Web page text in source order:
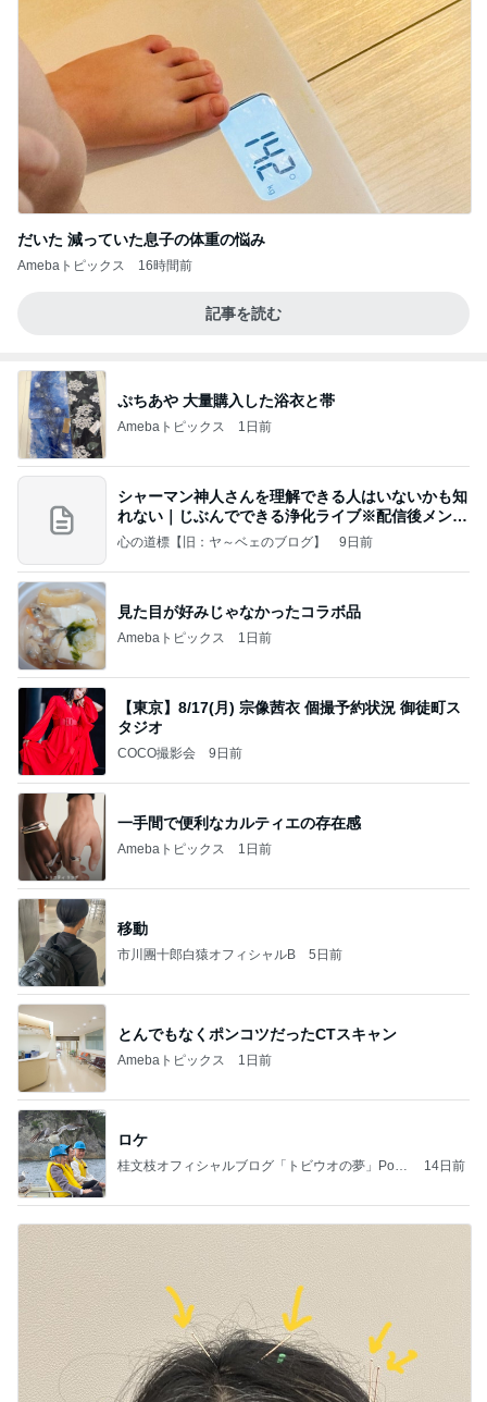
だいた 減っていた息子の体重の悩み
Amebaトピックス 16時間前
記事を読む
ぷちあや 大量購入した浴衣と帯
Amebaトピックス 1日前
シャーマン神人さんを理解できる人はいないかも知
れない｜じぶんでできる浄化ライブ※配信後メンバ
ー限
心の道標【旧：ヤ～ベェのブログ】 9日前
見た目が好みじゃなかったコラボ品
Amebaトピックス 1日前
【東京】8/17(月) 宗像茜衣 個撮予約状況 御徒町ス
タジオ
COCO撮影会 9日前
一手間で便利なカルティエの存在感
Amebaトピックス 1日前
移動
市川團十郎白猿オフィシャルB 5日前
とんでもなくポンコツだったCTスキャン
Amebaトピックス 1日前
ロケ
桂文枝オフィシャルブログ「トビウオの夢」Pow
14日前